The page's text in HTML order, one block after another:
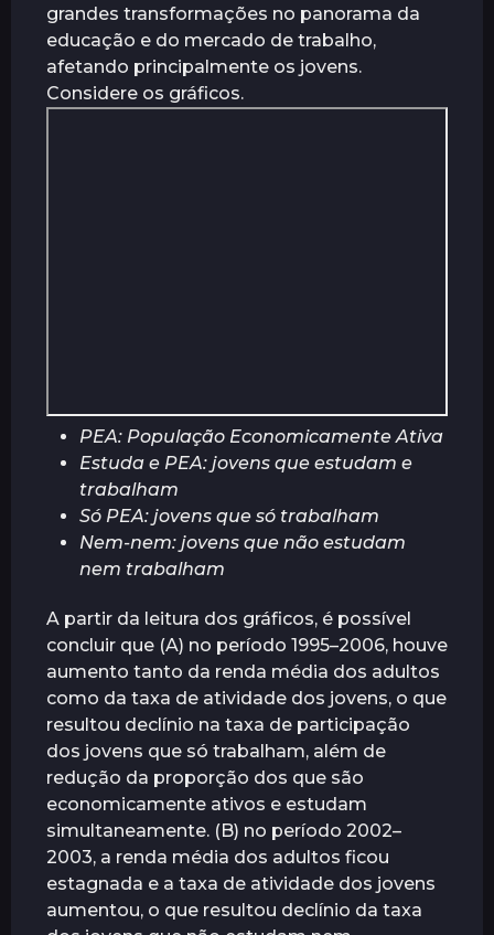
grandes transformações no panorama da
educação e do mercado de trabalho,
afetando principalmente os jovens.
Considere os gráficos.
PEA: População Economicamente Ativa
Estuda e PEA: jovens que estudam e
trabalham
Só PEA: jovens que só trabalham
Nem-nem: jovens que não estudam
nem trabalham
A partir da leitura dos gráficos, é possível
concluir que (A) no período 1995–2006, houve
aumento tanto da renda média dos adultos
como da taxa de atividade dos jovens, o que
resultou declínio na taxa de participação
dos jovens que só trabalham, além de
redução da proporção dos que são
economicamente ativos e estudam
simultaneamente. (B) no período 2002–
2003, a renda média dos adultos ficou
estagnada e a taxa de atividade dos jovens
aumentou, o que resultou declínio da taxa